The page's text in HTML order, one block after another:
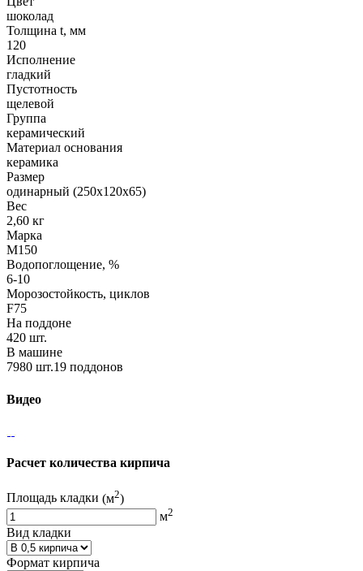
шоколад
Толщина t, мм
120
Исполнение
гладкий
Пустотность
щелевой
Группа
керамический
Материал основания
керамика
Размер
одинарный (250х120х65)
Вес
2,60 кг
Марка
М150
Водопоглощение, %
6-10
Морозостойкость, циклов
F75
На поддоне
420 шт.
В машине
7980 шт.19 поддонов
Видео
Расчет количества кирпича
Площадь кладки (м2)
м2
Вид кладки
Формат кирпича